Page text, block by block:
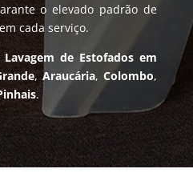
o elevado padrão de
cada serviço.
Lavagem de Estofados em
,Araucária,Colombo,
.